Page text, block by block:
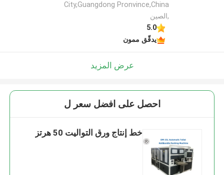
City,Guangdong Pronvince,China
,الصين
5.0
يدقّق ممون
عرض المزيد
احصل على افضل سعر ل
خط إنتاج ورق التواليت 50 هرتز